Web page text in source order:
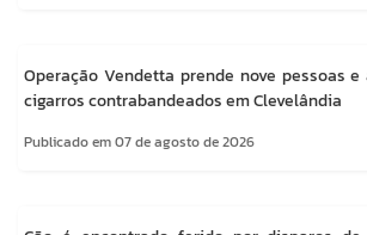
Operação Vendetta prende nove pessoas
cigarros contrabandeados em Clevelândia
Publicado em 07 de agosto de 2026